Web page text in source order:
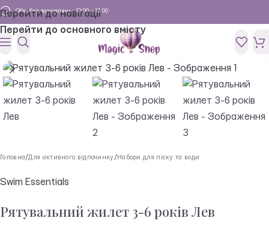
Перейти до навігації
Перейти до основного вмісту
Обробка замовлень: 10:00 - 19:00
Головна /Для активного відпочинку / Набори для піску та води
Swim Essentials
Рятувальний жилет 3-6 років Лев